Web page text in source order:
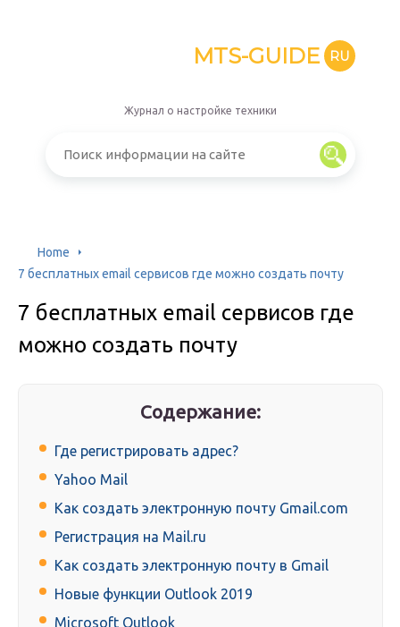
MTS-GUIDE RU
Журнал о настройке техники
Home
7 бесплатных email сервисов где можно создать почту
7 бесплатных email сервисов где
можно создать почту
Содержание:
Где регистрировать адрес?
Yahoo Mail
Как создать электронную почту Gmail.com
Регистрация на Mail.ru
Как создать электронную почту в Gmail
Новые функции Outlook 2019
Microsoft Outlook